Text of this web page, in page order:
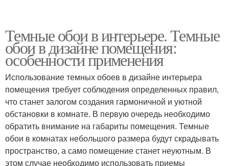
Темные обои в интерьере. Темные
обои в дизайне помещения:
особенности применения
Использование темных обоев в дизайне интерьера
помещения требует соблюдения определенных правил,
что станет залогом создания гармоничной и уютной
обстановки в комнате. В первую очередь необходимо
обратить внимание на габариты помещения. Темные
обои в комнатах небольшого размера будут скрадывать
пространство, а само помещение станет неуютным. В
этом случае необходимо использовать приемы